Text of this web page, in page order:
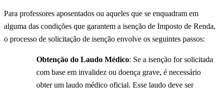
Para professores aposentados ou aqueles que se enquadram em
alguma das condições que garantem a isenção de Imposto de Renda,
o processo de solicitação de isenção envolve os seguintes passos:
Obtenção do Laudo Médico: Se a isenção for solicitada
com base em invalidez ou doença grave, é necessário
obter um laudo médico oficial. Esse laudo deve ser